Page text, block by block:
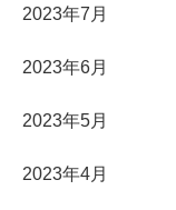
2023年7月
2023年6月
2023年5月
2023年4月